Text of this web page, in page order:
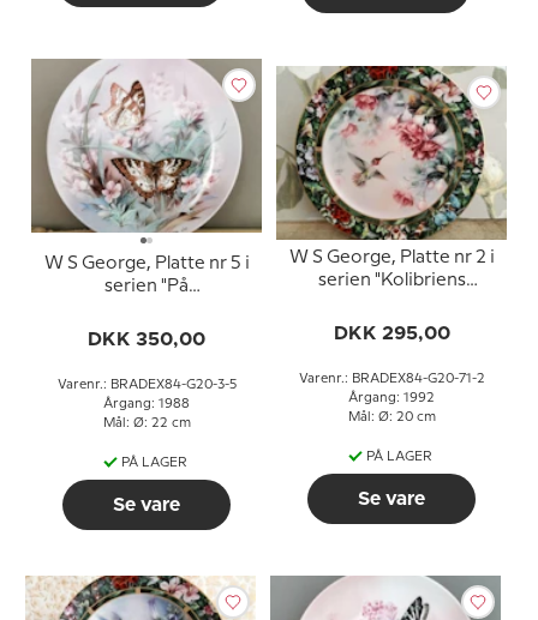
W S George, Platte nr 5 i
serien "På
Vinger"
DKK 350,00
Varenr.: BRADEX84-G20-3-5
Årgang: 1988
Mål: Ø: 22 cm
PÅ LAGER
Se vare
W S George, Platte nr 2 i
serien "Kolibriens
DKK 295,00
Varenr.: BRADEX84-G20-71-2
Årgang: 1992
Mål: Ø: 20 cm
PÅ LAGER
Se vare